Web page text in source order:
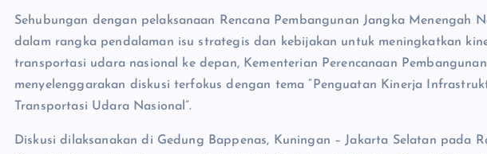
Sehubungan dengan pelaksanaan Rencana Pembangunan Jangka Menengah
dalam rangka pendalaman isu strategis dan kebijakan untuk meningkatkan
transportasi udara nasional ke depan, Kementerian Perencanaan
menyelenggarakan diskusi terfokus dengan tema “Penguatan Kinerja
Transportasi Udara Nasional”.
Diskusi dilaksanakan di Gedung Bappenas, Kuningan – Jakarta Selatan pada